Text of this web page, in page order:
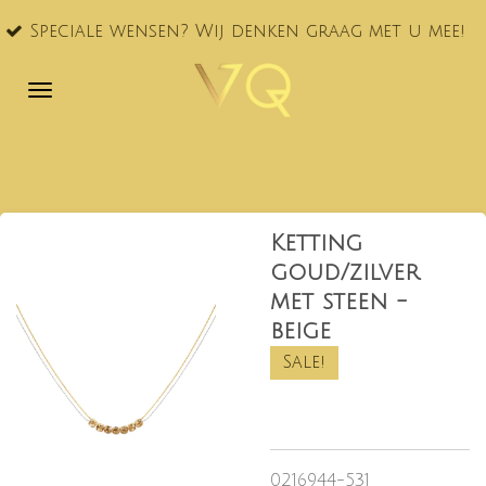
Ga
wensen? Wij denken graag met u mee!
Ketting
goud/zilver
met steen -
beige
Sale!
0216944-531